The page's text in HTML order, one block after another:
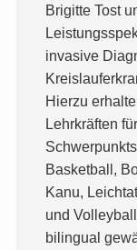
Brigitte Tost
invasive
Hierzu
Lehrkräften
Basketball,
Kanu,
und
bilingual